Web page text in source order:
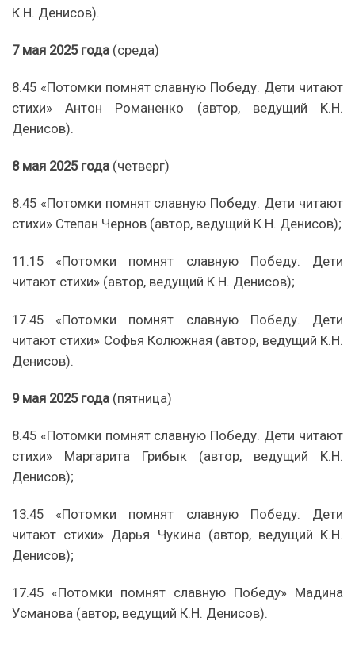
К.Н. Денисов).
7 мая 2025 года (среда)
8.45 «Потомки помнят славную Победу. Дети читают
стихи» Антон Романенко (автор, ведущий К.Н.
Денисов).
8 мая 2025 года (четверг)
8.45 «Потомки помнят славную Победу. Дети читают
стихи» Степан Чернов (автор, ведущий К.Н. Денисов);
11.15 «Потомки помнят славную Победу. Дети
читают стихи» (автор, ведущий К.Н. Денисов);
17.45 «Потомки помнят славную Победу. Дети
читают стихи» Софья Колюжная (автор, ведущий К.Н.
Денисов).
9 мая 2025 года (пятница)
8.45 «Потомки помнят славную Победу. Дети читают
стихи» Маргарита Грибык (автор, ведущий К.Н.
Денисов);
13.45 «Потомки помнят славную Победу. Дети
читают стихи» Дарья Чукина (автор, ведущий К.Н.
Денисов);
17.45 «Потомки помнят славную Победу» Мадина
Усманова (автор, ведущий К.Н. Денисов).